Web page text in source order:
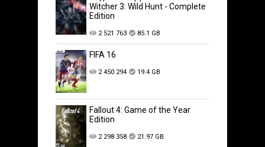
Witcher 3: Wild Hunt - Complete
Edition
2 521 763 85.1 GB
FIFA 16
2 450 294 19.4 GB
Fallout 4: Game of the Year
Edition
2 298 358 21.97 GB